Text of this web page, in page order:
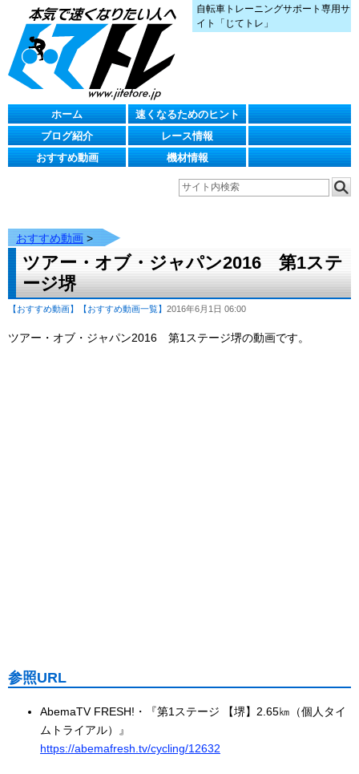
自転車トレーニングサポート専用サ
イト「じてトレ」
ホーム
速くなるためのヒント
ブログ紹介
レース情報
おすすめ動画
機材情報
おすすめ動画 >
ツアー・オブ・ジャパン2016 第1ステ
ージ堺
【おすすめ動画】 【おすすめ動画一覧】 2016年6月1日 06:00
ツアー・オブ・ジャパン2016 第1ステージ堺の動画です。
参照URL
AbemaTV FRESH!・『第1ステージ 【堺】2.65㎞（個人タイ
ムトライアル）』
https://abemafresh.tv/cycling/12632